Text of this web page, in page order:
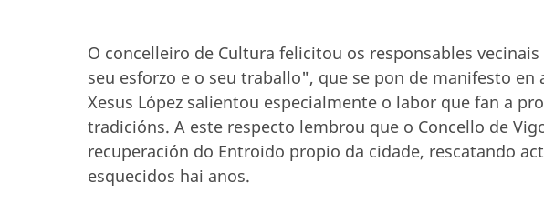
O concelleiro de Cultura felicitou os responsables
seu esforzo e o seu traballo", que se pon de manifesto
Xesus López salientou especialmente o labor que fan a
tradicións. A este respecto lembrou que o Concello de
recuperación do Entroido propio da cidade, rescatando
esquecidos hai anos.